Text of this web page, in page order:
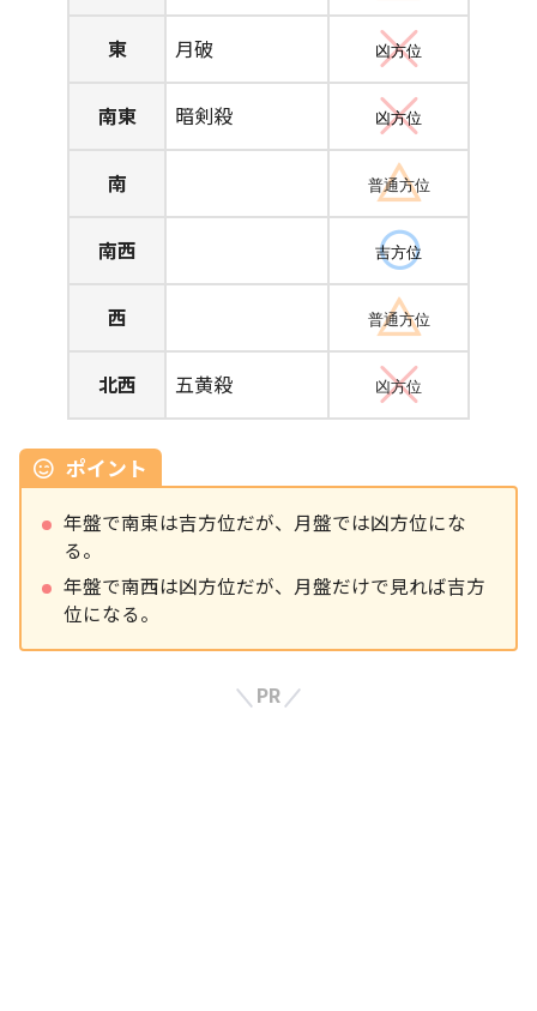
東 月破 凶方位
南東 暗剣殺 凶方位
南 普通方位
南西 吉方位
西 普通方位
北西 五黄殺 凶方位
ポイント
年盤で南東は吉方位だが、月盤では凶方位にな
る。
年盤で南西は凶方位だが、月盤だけで見れば吉方
位になる。
PR